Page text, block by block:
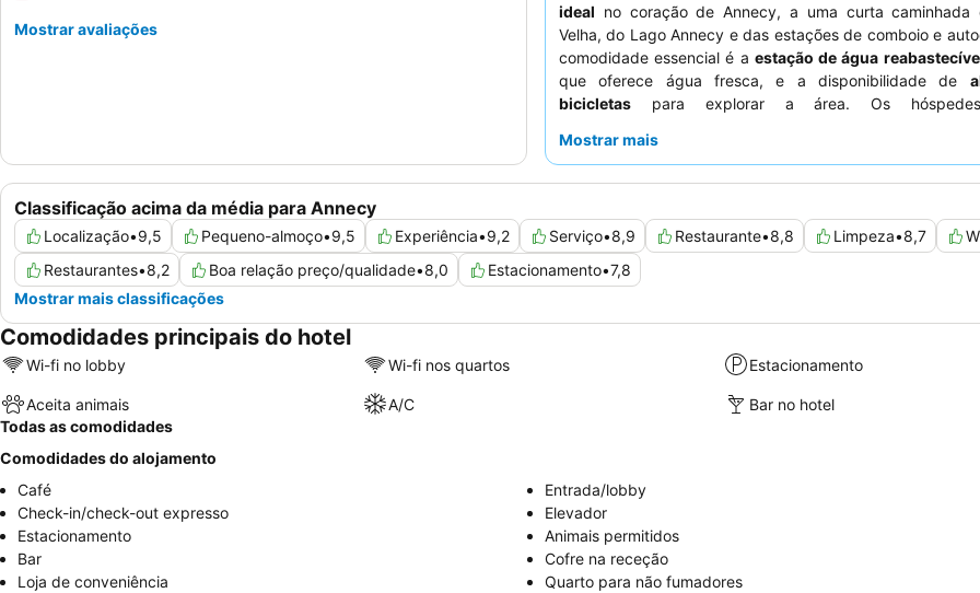
ideal no coração de Annecy, a uma curta caminhada
Velha, do Lago Annecy e das estações de comboio e
comodidade essencial é a estação de água
que oferece água fresca, e a disponibilidade de
bicicletas para explorar a área. Os hóspedes
prestáveis, e o
quarto virado para o jardim.
Mostrar mais
Classificação acima da média para Annecy
Localização•9,5 Pequeno-almoço•9,5 Experiência•9,2 Serviço•8,9 Restaurante•8,8 Limpeza•8,7
Restaurantes•8,2 Boa relação preço/qualidade•8,0 Estacionamento•7,8
Mostrar mais classificações
Mostrar avaliações
Comodidades principais do hotel
Wi-fi no lobby Wi-fi nos quartos Estacionamento
Aceita animais A/C
Bar no hotel
Todas as comodidades
Comodidades do alojamento
Café
Entrada/lobby
Check-in/check-out expresso
Elevador
Estacionamento
Animais permitidos
Bar
Cofre na receção
Loja de conveniência
Quarto para não fumadores